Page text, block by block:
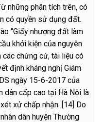
những phân tích trên, có
có quyền sử dụng đất.
“Giấy nhượng đất làm
khởi kiện của nguyên
chứng cứ, tài liệu có
định kháng nghị Giám
ngày 15-6-2017 của
dân cấp cao tại Hà Nội là
xử chấp nhận. [14] Do
dân huyện Thường